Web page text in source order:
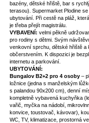
bazény, dětské hřiště, bar s
terasou). Supermarket Plodine
ubytování. Při cestě na pláž,
je třeba přejít magistrálu.
VYBAVENÍ: velmi pěkně
pro rodiny s dětmi. Svým
venkovní sprchu, dětské hřiště a
občerstvením. K dispozici je
internetu a parkování.
UBYTOVÁNÍ:
Bungalov B2+2 pro 4 osoby –
ložnice (jedna s manželským
s palandou 90x200 cm), denní
kompletně vybavená kuchyňka
vařič, myčka na nádobí,
konvice, toustovač, kávovar),
WC, TV, klimatizace, prostorná